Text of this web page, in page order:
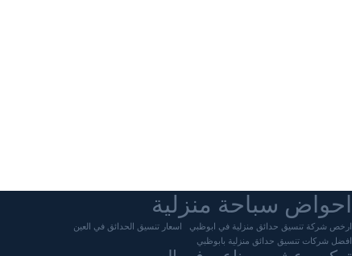
احواض سباحة منزلية
ارخص شركة تنسيق حدائق منزلية في ابوظبي
اسعار تنسيق الحدائق في العين
افضل شركات تنسيق حدائق منزلية بابوظبي